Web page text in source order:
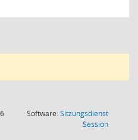
Software:Sitzungsdienst
Session(Wird in